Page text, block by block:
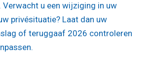
Verwacht u een wijziging in uw
privésituatie? Laat dan uw
of teruggaaf 2026 controleren